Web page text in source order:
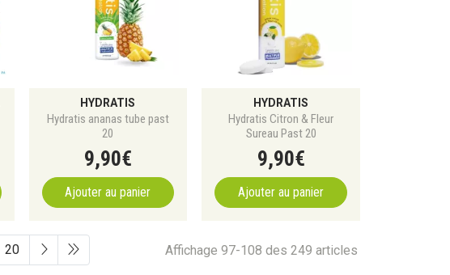
HYDRATIS
Hydratis ananas tube past
20
9,90€
Ajouter au panier
HYDRATIS
Hydratis Citron & Fleur
Sureau Past 20
9,90€
Ajouter au panier
Affichage 97-108 des 249 articles
20